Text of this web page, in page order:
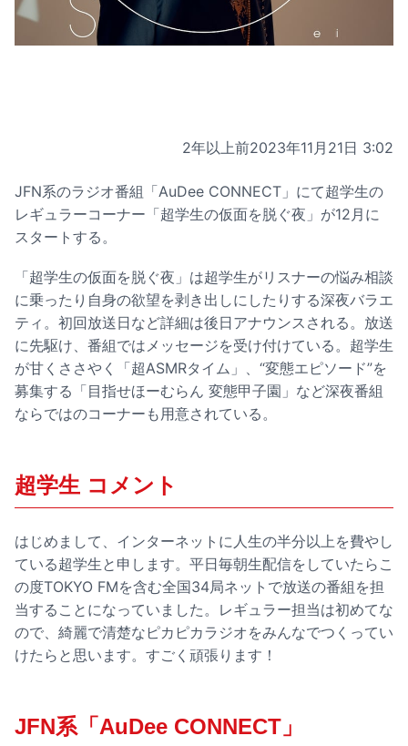
2年以上前2023年11月21日 3:02
JFN系のラジオ番組「AuDee CONNECT」にて超学生の
レギュラーコーナー「超学生の仮面を脱ぐ夜」が12月に
スタートする。
「超学生の仮面を脱ぐ夜」は超学生がリスナーの悩み相談
に乗ったり自身の欲望を剥き出しにしたりする深夜バラエ
ティ。初回放送日など詳細は後日アナウンスされる。放送
に先駆け、番組ではメッセージを受け付けている。超学生
が甘くささやく「超ASMRタイム」、“変態エピソード”を
募集する「目指せほーむらん 変態甲子園」など深夜番組
ならではのコーナーも用意されている。
超学生 コメント
はじめまして、インターネットに人生の半分以上を費やし
ている超学生と申します。平日毎朝生配信をしていたらこ
の度TOKYO FMを含む全国34局ネットで放送の番組を担
当することになっていました。レギュラー担当は初めてな
ので、綺麗で清楚なピカピカラジオをみんなでつくってい
けたらと思います。すごく頑張ります！
JFN系「AuDee CONNECT」